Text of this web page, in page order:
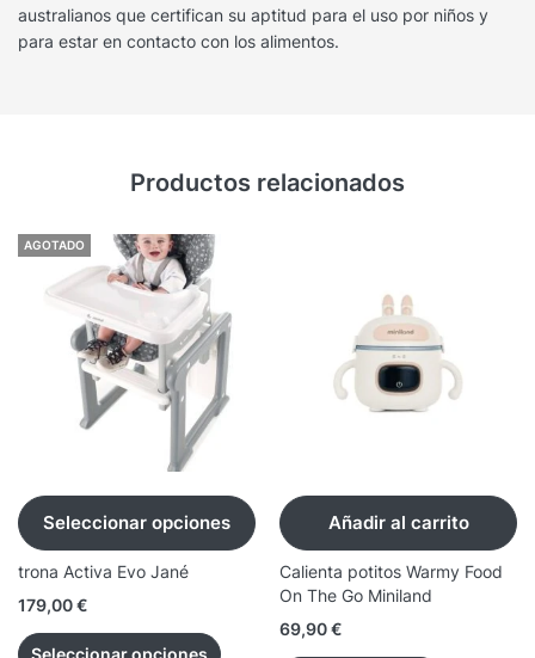
australianos que certifican su aptitud para el uso por niños y
para estar en contacto con los alimentos.
Productos relacionados
AGOTADO
Seleccionar opciones
trona Activa Evo Jané
179,00€
Seleccionar opciones
Añadir al carrito
Calienta potitos Warmy Food
On The Go Miniland
69,90€